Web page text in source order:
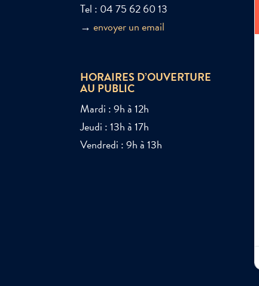
Tel : 04 75 62 60 13
→envoyer un email
HORAIRES D’OUVERTURE
AU PUBLIC
Mardi : 9h à 12h
Jeudi : 13h à 17h
Vendredi : 9h à 13h